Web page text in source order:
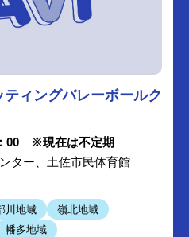
ィングバレーボールク
00 ※現在は不定期
ター、土佐市民体育館
川地域
嶺北地域
幡多地域